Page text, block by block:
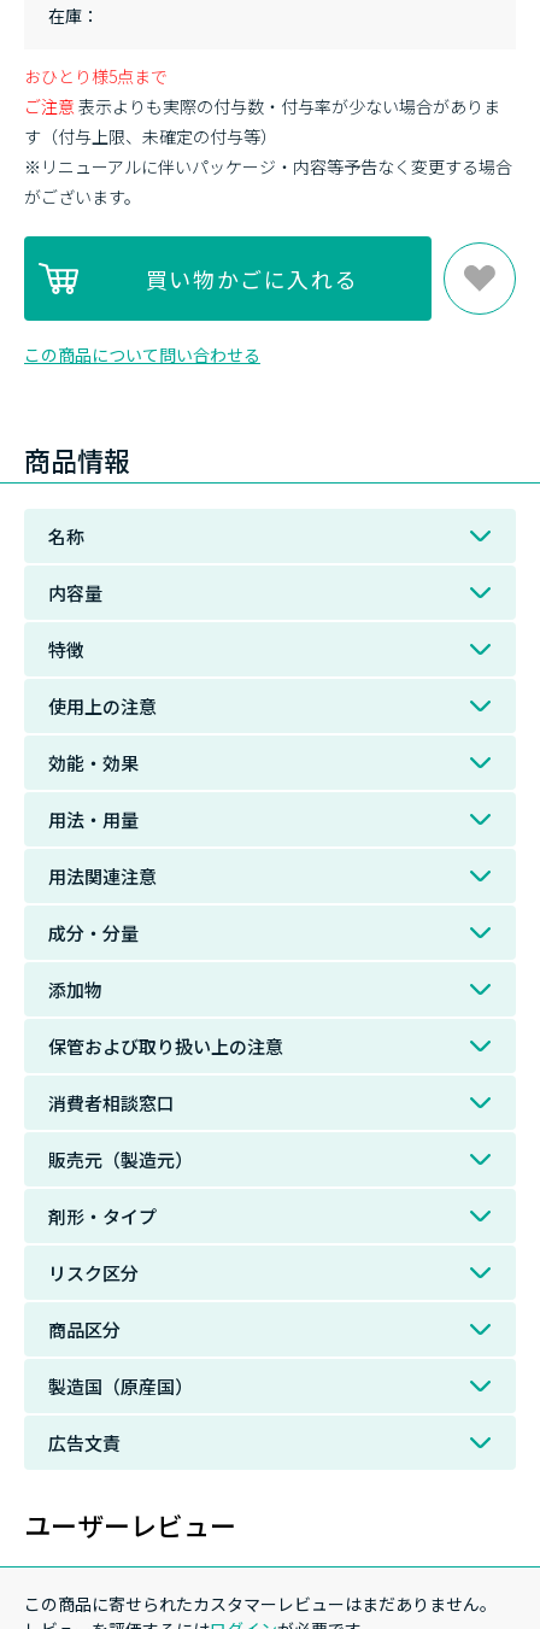
在庫
おひとり様5点まで
ご注意 表示よりも実際の付与数・付与率が少ない場合がありま
す（付与上限、未確定の付与等）
※リニューアルに伴いパッケージ・内容等予告なく変更する場合
がございます。
この商品について問い合わせる
商品情報
名称
内容量
特徴
使用上の注意
効能・効果
用法・用量
用法関連注意
成分・分量
添加物
保管および取り扱い上の注意
消費者相談窓口
販売元（製造元）
剤形・タイプ
リスク区分
商品区分
製造国（原産国）
広告文責
ユーザーレビュー
この商品に寄せられたカスタマーレビューはまだありません。